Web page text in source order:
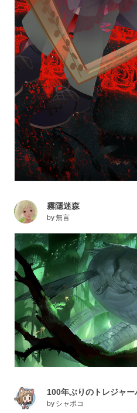
霧隱迷森
by無言
100年ぶりのトレジャ
by シャポコ